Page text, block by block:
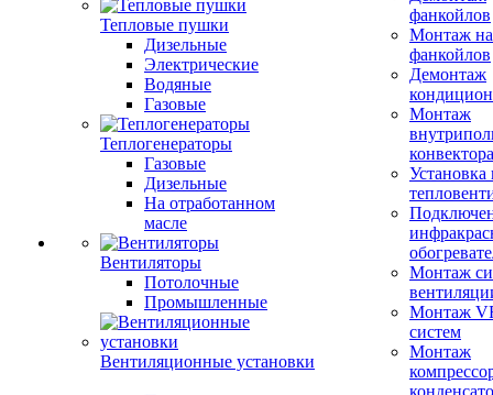
Тепловые пушки
Дизельные
Электрические
Водяные
Газовые
Теплогенераторы
Газовые
Дизельные
На отработанном
масле
Вентиляторы
Потолочные
Промышленные
Вентиляционные установки
фанкойлов
Монтаж
фанкойлов
Демонтаж
Монтаж
конвектора
Установка
Монтаж
Монтаж
систем
Монтаж